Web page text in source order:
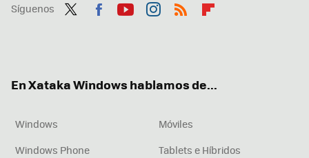
Síguenos
En Xataka Windows hablamos de...
Windows
Móviles
Windows Phone
Tablets e Híbridos